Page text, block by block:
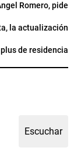
Romero, pide
la actualización
de residencia